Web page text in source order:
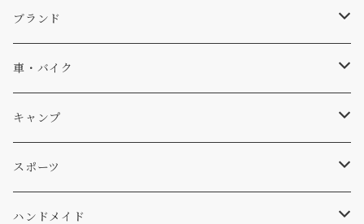
キャップ、ニット
ソックス
雑貨
ステッカー
バッグ
ブランド
Db
サーフ
スキー
A-Frame
DOGS
WEAR
Four My Self
Ten
車・バイク
車外
マット、シート
エアフレッシュナー
キャンプ
ファニチャー
キッチン
スポーツ
サーフ
ハンドメイド